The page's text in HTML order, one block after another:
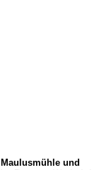
und